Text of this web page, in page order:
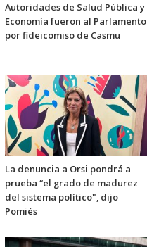
Autoridades de Salud Pública y
Economía fueron al Parlamento
por fideicomiso de Casmu
La denuncia a Orsi pondrá a
prueba “el grado de madurez
del sistema político", dijo
Pomiés